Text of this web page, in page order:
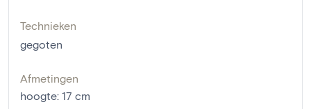
Technieken
gegoten
Afmetingen
hoogte: 17 cm